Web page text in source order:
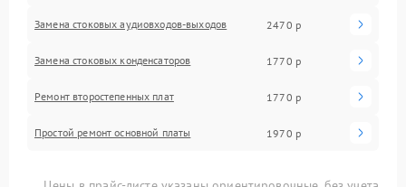
Замена стоковых аудиовходов-выходов 2470 р
Замена стоковых конденсаторов 1770 р
Ремонт второстепенных плат 1770 р
Простой ремонт основной платы 1970 р